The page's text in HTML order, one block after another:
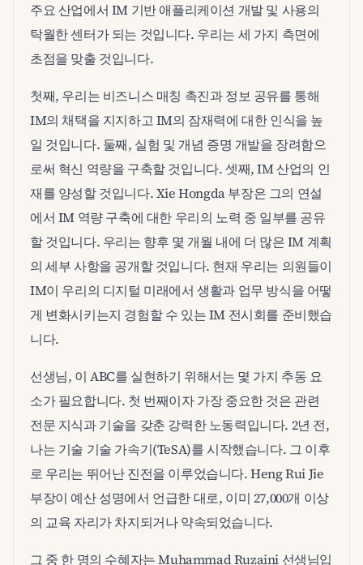
주요 산업에서 IM 기반 애플리케이션 개발 및 사용의
탁월한 센터가 되는 것입니다. 우리는 세 가지 측면에
초점을 맞출 것입니다.
첫째, 우리는 비즈니스 매칭 촉진과 정보 공유를 통해
IM의 채택을 지지하고 IM의 잠재력에 대한 인식을 높
일 것입니다. 둘째, 실험 및 개념 증명 개발을 장려함으
로써 혁신 역량을 구축할 것입니다. 셋째, IM 산업의 인
재를 양성할 것입니다. Xie Hongda 부장은 그의 연설
에서 IM 역량 구축에 대한 우리의 노력 중 일부를 공유
할 것입니다. 우리는 향후 몇 개월 내에 더 많은 IM 계획
의 세부 사항을 공개할 것입니다. 현재 우리는 의원들이
IM이 우리의 디지털 미래에서 생활과 업무 방식을 어떻
게 변화시키는지 경험할 수 있는 IM 전시회를 준비했습
니다.
선생님, 이 ABC를 실현하기 위해서는 몇 가지 추동 요
소가 필요합니다. 첫 번째이자 가장 중요한 것은 관련
전문 지식과 기술을 갖춘 강력한 노동력입니다. 2년 전,
나는 기술 기술 가속기(TeSA)를 시작했습니다. 그 이후
로 우리는 뛰어난 진전을 이루었습니다. Heng Rui Jie
부장이 예산 성명에서 언급한 대로, 이미 27,000개 이상
의 교육 자리가 차지되거나 약속되었습니다.
그 중 한 명의 수혜자는 Muhammad Ruzaini 선생님입